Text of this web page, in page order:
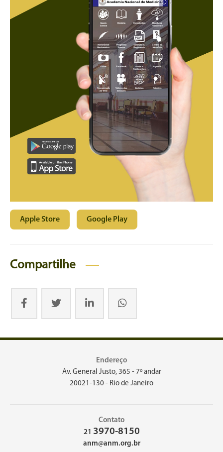
Apple Store Google Play
Compartilhe
Endereço
Av. General Justo, 365 - 7º andar
20021-130 - Rio de Janeiro
Contato
21 3970-8150
anm@anm.org.br